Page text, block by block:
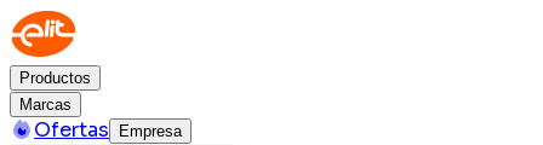
Productos
Marcas
Ofertas Empresa